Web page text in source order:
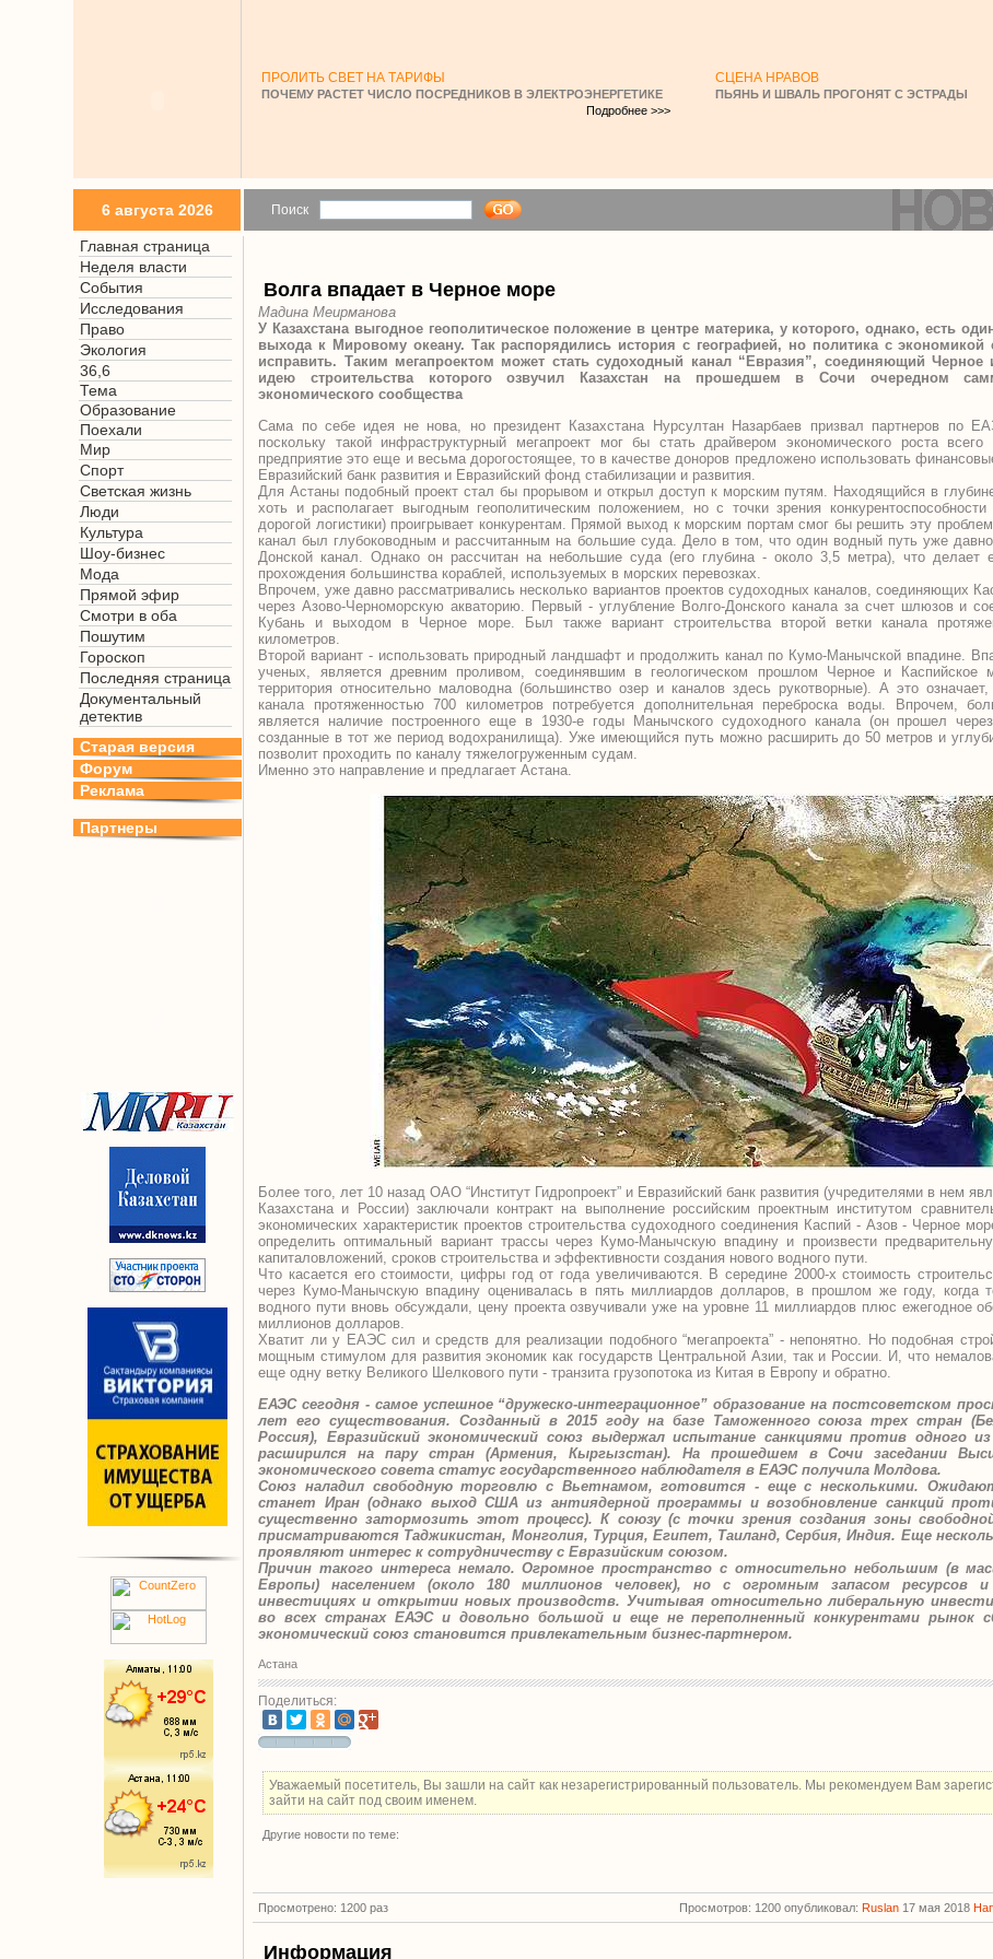
ПРОЛИТЬ СВЕТ НА ТАРИФЫ
ПОЧЕМУ РАСТЕТ ЧИСЛО ПОСРЕДНИКОВ В ЭЛЕКТРОЭНЕРГЕТИКЕ
Подробнее >>>
СЦЕНА НРАВОВ
ПЬЯНЬ И ШВАЛЬ ПРОГОНЯТ С ЭСТРАДЫ
6 августа 2026 Поиск
Главная страница
Неделя власти
События
Исследования
Право
Экология
36,6
Тема
Образование
Поехали
Мир
Спорт
Светская жизнь
Люди
Культура
Шоу-бизнес
Мода
Прямой эфир
Смотри в оба
Пошутим
Гороскоп
Последняя страница
Документальный
детектив
Старая версия
Форум
Реклама
Партнеры
Волга впадает в Черное море
Мадина Меирманова
У Казахстана выгодное геополитическое положение в центре материка, у которого, однако, есть
выхода к Мировому океану. Так распорядились история с географией, но политика с
исправить. Таким мегапроектом может стать судоходный канал “Евразия”, соединяющий Черное
идею строительства которого озвучил Казахстан на прошедшем в Сочи очередном
экономического сообщества
Сама по себе идея не нова, но президент Казахстана Нурсултан Назарбаев призвал партнеров по
поскольку такой инфраструктурный мегапроект мог бы стать драйвером экономического роста
предприятие это еще и весьма дорогостоящее, то в качестве доноров предложено использовать
Евразийский банк развития и Евразийский фонд стабилизации и развития.
Для Астаны подобный проект стал бы прорывом и открыл доступ к морским путям. Находящийся в
хоть и располагает выгодным геополитическим положением, но с точки зрения
дорогой логистики) проигрывает конкурентам. Прямой выход к морским портам смог бы решить эту
канал был глубоководным и рассчитанным на большие суда. Дело в том, что один водный путь уже
Донской канал. Однако он рассчитан на небольшие суда (его глубина - около 3,5 метра), что делает
прохождения большинства кораблей, используемых в морских перевозках.
Впрочем, уже давно рассматривались несколько вариантов проектов судоходных каналов, соединяющих
через Азово-Черноморскую акваторию. Первый - углубление Волго-Донского канала за счет шлюзов и
Кубань и выходом в Черное море. Был также вариант строительства второй ветки канала
километров.
Второй вариант - использовать природный ландшафт и продолжить канал по Кумо-Манычской впадине.
ученых, является древним проливом, соединявшим в геологическом прошлом Черное и Каспийское
территория относительно маловодна (большинство озер и каналов здесь рукотворные). А это
канала протяженностью 700 километров потребуется дополнительная переброска воды. Впрочем,
является наличие построенного еще в 1930-е годы Манычского судоходного канала (он прошел
созданные в тот же период водохранилища). Уже имеющийся путь можно расширить до 50 метров и
позволит проходить по каналу тяжелогруженным судам.
Именно это направление и предлагает Астана.
Более того, лет 10 назад ОАО “Институт Гидропроект” и Евразийский банк развития (учредителями в нем
Казахстана и России) заключали контракт на выполнение российским проектным институтом
экономических характеристик проектов строительства судоходного соединения Каспий - Азов - Черное
определить оптимальный вариант трассы через Кумо-Манычскую впадину и произвести
капиталовложений, сроков строительства и эффективности создания нового водного пути.
Что касается его стоимости, цифры год от года увеличиваются. В середине 2000-х стоимость
через Кумо-Манычскую впадину оценивалась в пять миллиардов долларов, в прошлом же году, когда
водного пути вновь обсуждали, цену проекта озвучивали уже на уровне 11 миллиардов плюс ежегодное
миллионов долларов.
Хватит ли у ЕАЭС сил и средств для реализации подобного “мегапроекта” - непонятно. Но подобная
мощным стимулом для развития экономик как государств Центральной Азии, так и России. И, что
еще одну ветку Великого Шелкового пути - транзита грузопотока из Китая в Европу и обратно.
ЕАЭС сегодня - самое успешное “дружеско-интеграционное” образование на постсоветском
лет его существования. Созданный в 2015 году на базе Таможенного союза трех стран
Россия), Евразийский экономический союз выдержал испытание санкциями против одного
расширился на пару стран (Армения, Кыргызстан). На прошедшем в Сочи заседании
экономического совета статус государственного наблюдателя в ЕАЭС получила Молдова.
Союз наладил свободную торговлю с Вьетнамом, готовится - еще с несколькими.
станет Иран (однако выход США из антиядерной программы и возобновление санкций
существенно затормозить этот процесс). К союзу (с точки зрения создания зоны
присматриваются Таджикистан, Монголия, Турция, Египет, Таиланд, Сербия, Индия. Еще
проявляют интерес к сотрудничеству с Евразийским союзом.
Причин такого интереса немало. Огромное пространство с относительно небольшим (в
Европы) населением (около 180 миллионов человек), но с огромным запасом ресурсов
инвестициях и открытии новых производств. Учитывая относительно либеральную
во всех странах ЕАЭС и довольно большой и еще не переполненный конкурентами рынок
экономический союз становится привлекательным бизнес-партнером.
Астана
Поделиться:
Уважаемый посетитель, Вы зашли на сайт как незарегистрированный пользователь. Мы рекомендуем Вам
зайти на сайт под своим именем.
Другие новости по теме:
Просмотрено: 1200 раз Просмотров: 1200 опубликовал:Ruslan 17 мая 2018
Информация